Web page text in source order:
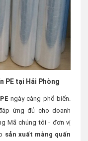
PE tại Hải Phòng
ngày càng phổ biến.
ứng đủ cho doanh
Mã chúng tôi - đơn vị
sản xuất màng quấn